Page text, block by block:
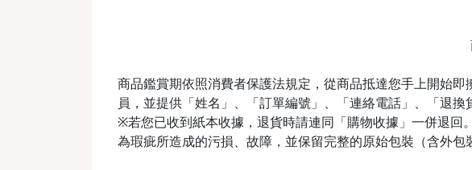
商品鑑賞期依照消費者保護法規定，從商品抵達您手上開始
員，並提供「姓名」、「訂單編號」、「連絡電話」、「退
※若您已收到紙本收據，退貨時請連同「購物收據」一併退
為瑕疵所造成的污損、故障，並保留完整的原始包裝（含外